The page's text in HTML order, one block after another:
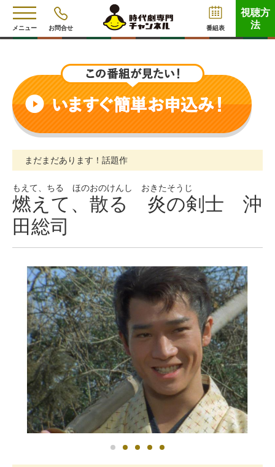
メニュー お問合せ 番組表
視聴方
法
まだまだあります！話題作
もえて、ちる ほのおのけんし おきたそうじ
燃えて、散る 炎の剣士 沖
田総司